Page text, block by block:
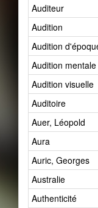
Auditeur
Audition
Audition
Audition mentale
Audition visuelle
Auditoire
Auer, Léopold
Aura
Auric, Georges
Australie
Authenticité